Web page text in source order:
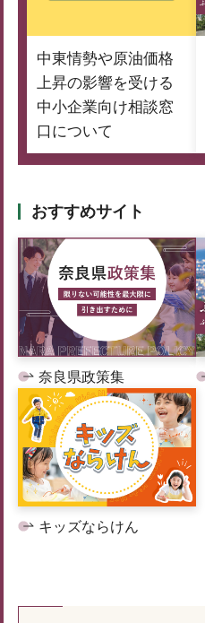
中東情勢や原油価格
上昇の影響を受ける
中小企業向け相談窓
口について
おすすめサイト
奈良県政策集
キッズならけん